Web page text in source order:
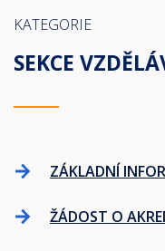
KATEGORIE
SEKCE
ZÁKLADNÍ
ŽÁDOST O